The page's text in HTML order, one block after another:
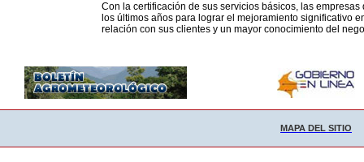
Con la certificación de sus servicios básicos, las
los últimos años para lograr el mejoramiento significativo
relación con sus clientes y un mayor conocimiento del
MAPA DEL SITIO